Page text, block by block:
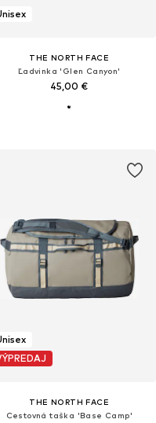
THE NORTH FACE
Ľadvinka 'Glen Canyon'
45,00 €
THE NORTH FACE
Cestovná taška 'Base Camp'